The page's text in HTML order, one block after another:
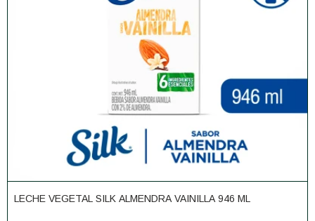
LECHE VEGETAL SILK ALMENDRA VAINILLA 946 ML